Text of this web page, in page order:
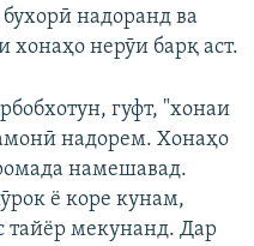
надоранд ва
хонаҳо нерӯи барқ аст.
гуфт, "хонаи
надорем. Хонаҳо
намешавад.
ё коре кунам,
тайёр мекунанд. Дар